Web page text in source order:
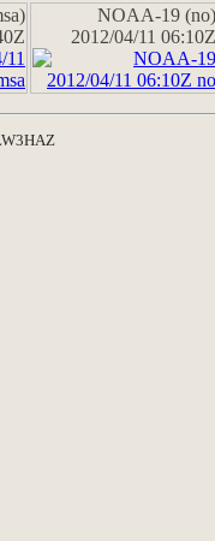
NOAA-19 (no)
2012/04/11 06:10Z